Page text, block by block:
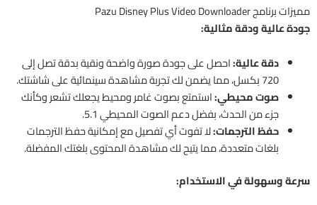
مميزات برنامج Pazu Disney Plus Video Downloader
جودة عالية ودقة مثالية:
دقة عالية:احصل على جودة صورة واضحة ونقية بدقة تصل إلى
720 بكسل، مما يضمن لك تجربة مشاهدة سينمائية على شاشتك.
صوت محيطي:استمتع بصوت غامر ومحيط يجعلك تشعر وكأنك
جزء من الحدث، بفضل دعم الصوت المحيطي 5.1.
حفظ الترجمات:لا تفوت أي تفصيل مع إمكانية حفظ الترجمات
بلغات متعددة، مما يتيح لك مشاهدة المحتوى بلغتك المفضلة.
سرعة وسهولة في الاستخدام: